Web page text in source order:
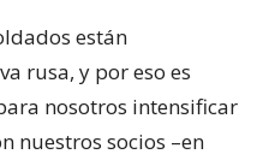
están
rusa, y por eso es
nosotros intensificar
nuestros socios –en